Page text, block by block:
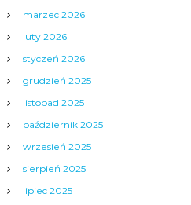
marzec 2026
luty 2026
styczeń 2026
grudzień 2025
listopad 2025
październik 2025
wrzesień 2025
sierpień 2025
lipiec 2025